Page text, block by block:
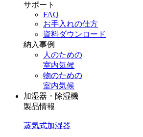
サポート
FAQ
お手入れの仕方
資料ダウンロード
納入事例
人のための
室内気候
物のための
室内気候
加湿器・除湿機
製品情報
蒸気式加湿器